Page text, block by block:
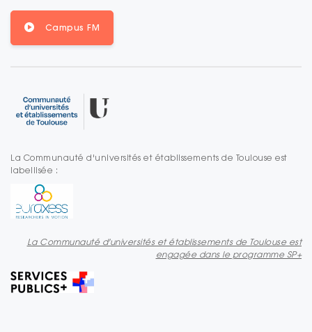
Campus FM
La Communauté d'universités et établissements de Toulouse est
labellisée :
La Communauté d'universités et établissements de Toulouse est
engagée dans le programme SP+